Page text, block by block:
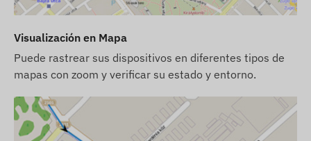
actualización anual de datos).
suscripción al software, pero sin la tarjeta SIM,
el dispositivo se entregará ya registrado en
nuestro software y listo para funcionar. Sin
embargo, la adquisición, configuración y
mantenimiento de la tarjeta SIM siguen siendo
su responsabilidad.
Visualización en Mapa
Puede rastrear sus dispositivos en diferentes tipos de
mapas con zoom y verificar su estado y entorno.